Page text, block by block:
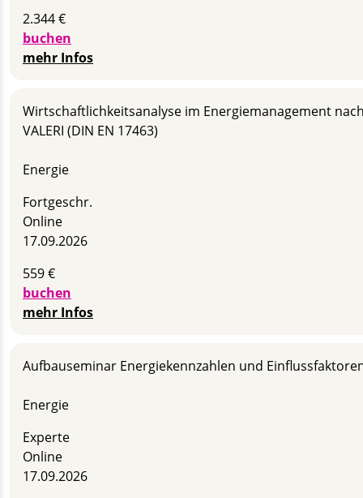
2.344 €
buchen
mehr Infos
Wirtschaft­lich­keits­analyse im Energie­management
VALERI (DIN EN 17463)
Energie
Fortgeschr.
Online
17.09.2026
559 €
buchen
mehr Infos
Aufbau­seminar Energie­kennzahlen und
Energie
Experte
Online
17.09.2026